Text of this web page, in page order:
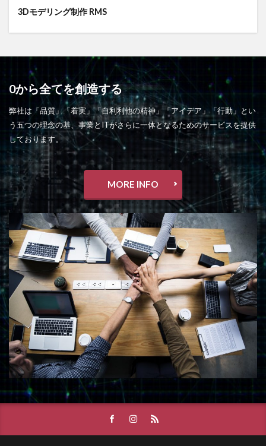
3Dモデリング制作 RMS
0から全てを創造する
弊社は「品質」「着実」「自利利他の精神」「アイデア」「行動」とい
う五つの理念の基、事業とITがさらに一体となるためのサービスを提供
しております。
MORE INFO